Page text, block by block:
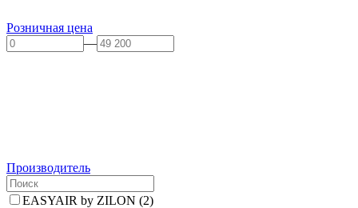
Розничная цена
—
Производитель
EASYAIR by ZILON (2)